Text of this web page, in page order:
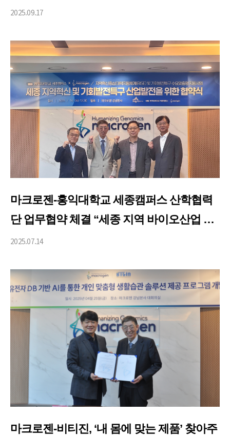
기반 AI 주치의’ 개발 착수
2025.09.17
마크로젠-홍익대학교 세종캠퍼스 산학협력
단 업무협약 체결 “세종 지역 바이오산업 혁
신 및 인재 양성 선도”
2025.07.14
마크로젠-비티진, ‘내 몸에 맞는 제품’ 찾아주